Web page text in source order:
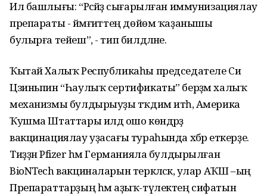
Ил башлығы: “Рәсәйҙә сығарылған иммунизациялау
препараты - йәмғиәттең дөйөм ҡаҙанышы
булырға тейеш”, - тип билдәләне.
Ҡытай Халыҡ Республикаһы председателе Си
Цзиньпин “Һаулыҡ сертификаты” берҙәм халыҡ
механизмы булдырыуҙы тәҡдим итһә, Америка
Ҡушма Штаттары илдә ошо көндәрҙә
вакцинациялау уҙасағы тураһында хәбәр еткерҙе.
Тиҙҙән Pfizer һәм Германияла булдырылған
BioNTech вакциналарын теркәләсәк, улар АҠШ –ың
Препараттарҙың һәм аҙыҡ-түлектең сифатын